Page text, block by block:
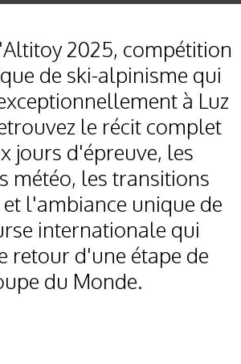
2025, compétition
de ski-alpinisme qui
à Luz
le récit complet
jours d'épreuve, les
météo, les transitions
l'ambiance unique de
internationale qui
retour d'une étape de
du Monde.